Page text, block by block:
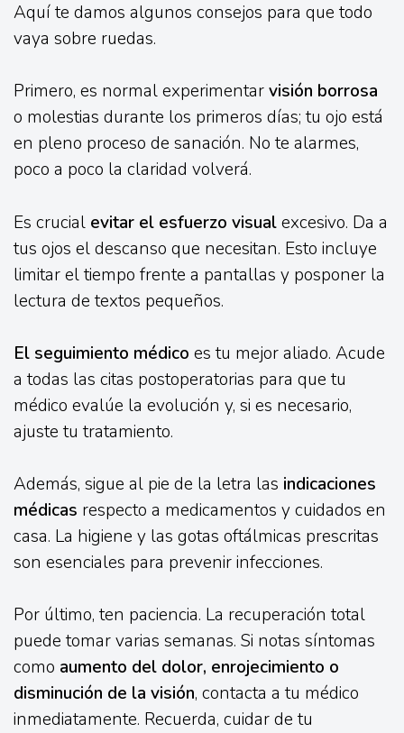
Aquí te damos algunos consejos para que todo
vaya sobre ruedas.
Primero, es normal experimentarvisión borrosa
o molestias durante los primeros días; tu ojo está
en pleno proceso de sanación. No te alarmes,
poco a poco la claridad volverá.
Es crucial evitar el esfuerzo visualexcesivo. Da a
tus ojos el descanso que necesitan. Esto incluye
limitar el tiempo frente a pantallas y posponer la
lectura de textos pequeños.
El seguimiento médico es tu mejor aliado. Acude
a todas las citas postoperatorias para que tu
médico evalúe la evolución y, si es necesario,
ajuste tu tratamiento.
Además, sigue al pie de la letra las indicaciones
médicas respecto a medicamentos y cuidados en
casa. La higiene y las gotas oftálmicas prescritas
son esenciales para prevenir infecciones.
Por último, ten paciencia. La recuperación total
puede tomar varias semanas. Si notas síntomas
como aumento del dolor, enrojecimiento o
disminución de la visión, contacta a tu médico
inmediatamente. Recuerda, cuidar de tu